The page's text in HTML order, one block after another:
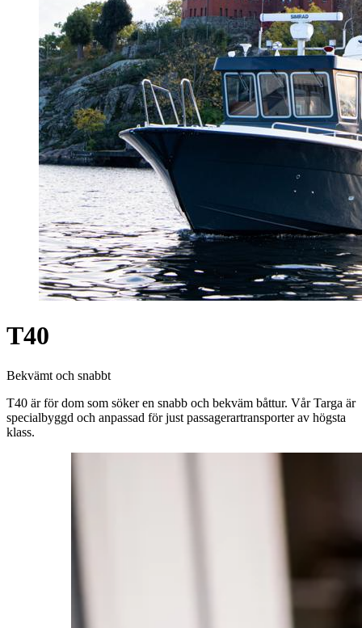
T40
Bekvämt och snabbt
T40 är för dom som söker en snabb och bekväm båttur. Vår Targa är
specialbyggd och anpassad för just passagerartransporter av högsta
klass.